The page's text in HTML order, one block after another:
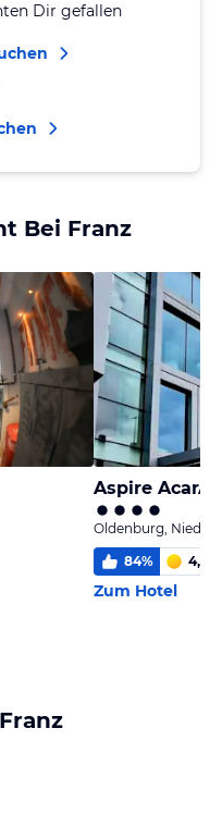
Dir gefallen
Bei Franz
Oldenburg,
84% 4,8
Zum Hotel